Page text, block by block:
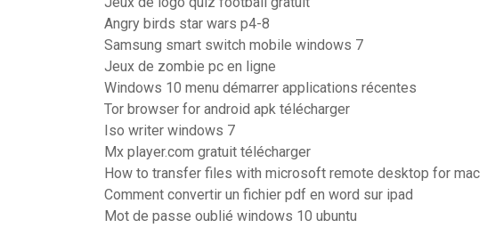
Angry birds star wars p4-8
Samsung smart switch mobile windows 7
Jeux de zombie pc en ligne
Windows 10 menu démarrer applications récentes
Tor browser for android apk télécharger
Iso writer windows 7
Mx player.com gratuit télécharger
How to transfer files with microsoft remote desktop for mac
Comment convertir un fichier pdf en word sur ipad
Mot de passe oublié windows 10 ubuntu